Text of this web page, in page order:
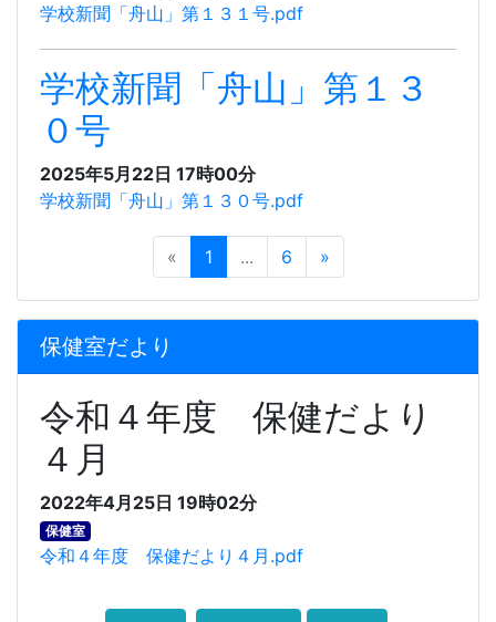
学校新聞「舟山」第１３１号.pdf
学校新聞「舟山」第１３
０号
2025年5月22日 17時00分
学校新聞「舟山」第１３０号.pdf
« 1 ... 6 »
保健室だより
令和４年度 保健だより
４月
2022年4月25日 19時02分
保健室
令和４年度 保健だより４月.pdf